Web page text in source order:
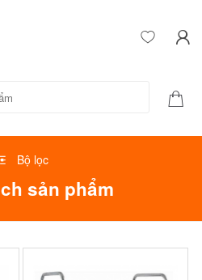
Bộ lọc
sản phẩm